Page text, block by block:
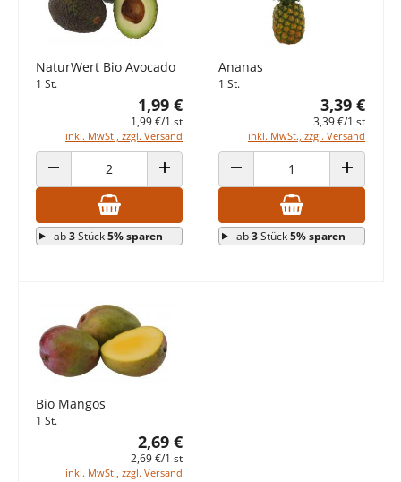
NaturWert Bio Avocado
1 St.
1,99 €
1,99 €/1 st
inkl. MwSt., zzgl. Versand
ANZAHL VERRINGERN ANZAHL ERHÖHEN
ab3Stück5% sparen
Ananas
1 St.
3,39 €
3,39 €/1 st
inkl. MwSt., zzgl. Versand
ANZAHL VERRINGERN ANZAHL
ab3Stück5% sparen
Bio Mangos
1 St.
2,69 €
2,69 €/1 st
inkl. MwSt., zzgl. Versand